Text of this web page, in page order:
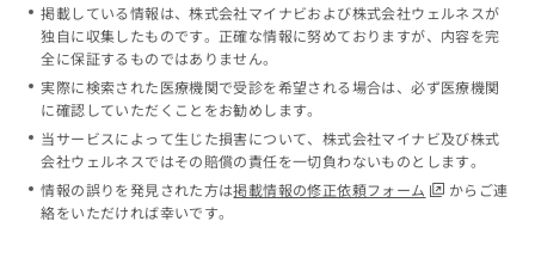
掲載している情報は、株式会社マイナビおよび株式会社ウェルネスが
独自に収集したものです。正確な情報に努めておりますが、内容を完
全に保証するものではありません。
実際に検索された医療機関で受診を希望される場合は、必ず医療機関
に確認していただくことをお勧めします。
当サービスによって生じた損害について、株式会社マイナビ及び株式
会社ウェルネスではその賠償の責任を一切負わないものとします。
情報の誤りを発見された方は掲載情報の修正依頼フォーム
からご連
絡をいただければ幸いです。